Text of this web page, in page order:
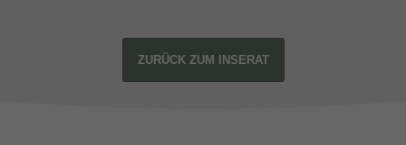
ZURÜCK ZUM INSERAT